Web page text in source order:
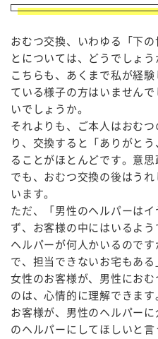
おむつ交換、いわゆる「下
とについては、どうでしょう
こちらも、あくまで私が経
ている様子の方はいません
いでしょうか。
それよりも、ご本人はおむ
り、交換すると「ありがと
ることがほとんどです。意
でも、おむつ交換の後はう
います。
ただ、「男性のヘルパーは
ず、お客様の中にはいるよ
ヘルパーが何人かいるので
で、担当できないお宅もある
女性のお客様が、男性にお
のは、心情的に理解できま
お客様が、男性のヘルパー
のヘルパーにしてほしいと